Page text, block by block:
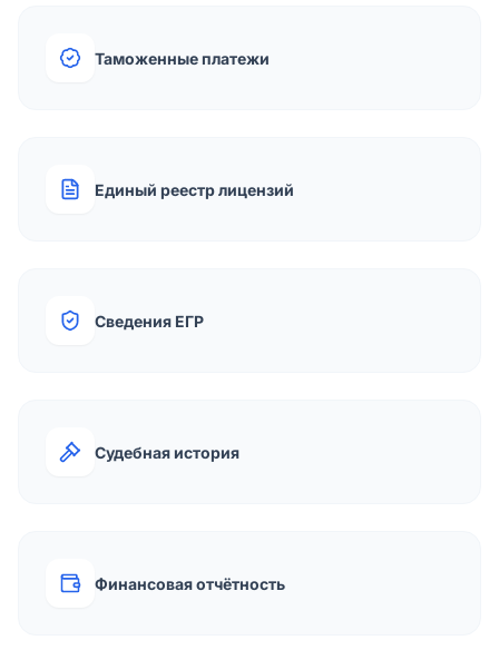
Таможенные платежи
Единый реестр лицензий
Сведения ЕГР
Судебная история
Финансовая отчётность